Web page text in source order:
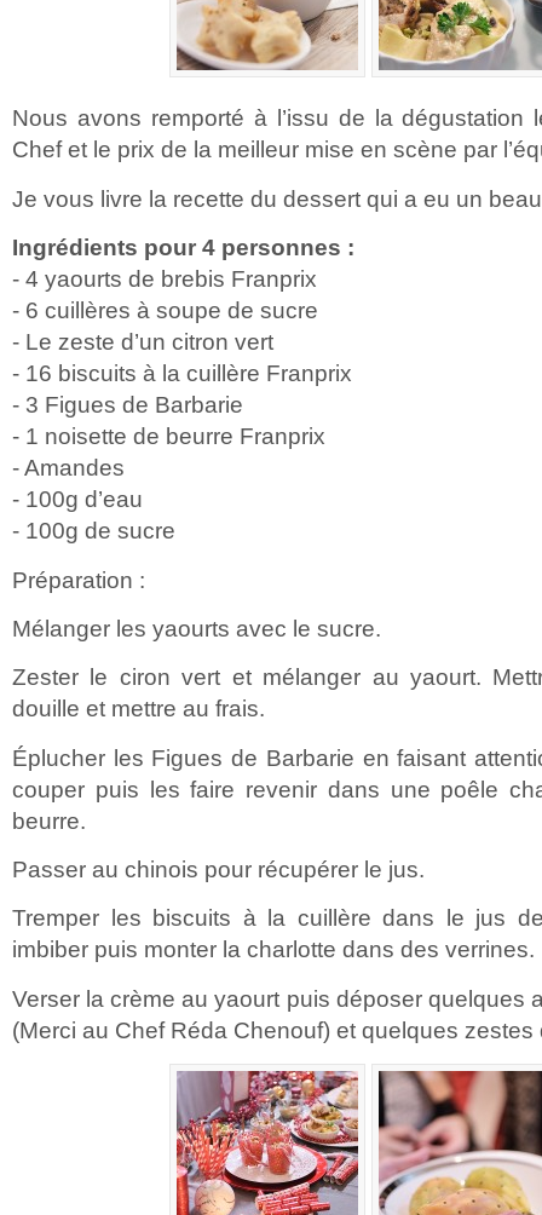
Nous avons remporté à l’issu de la
Chef et le prix de la meilleur mise en scène par
Je vous livre la recette du dessert qui a eu un
Ingrédients pour 4 personnes :
- 4 yaourts de brebis Franprix
- 6 cuillères à soupe de sucre
- Le zeste d’un citron vert
- 16 biscuits à la cuillère Franprix
- 3 Figues de Barbarie
- 1 noisette de beurre Franprix
- Amandes
- 100g d’eau
- 100g de sucre
Préparation :
Mélanger les yaourts avec le sucre.
Zester le ciron vert et mélanger au yaourt.
douille et mettre au frais.
Éplucher les Figues de Barbarie en faisant
couper puis les faire revenir dans une poêle
beurre.
Passer au chinois pour récupérer le jus.
Tremper les biscuits à la cuillère dans le jus
imbiber puis monter la charlotte dans des verrines.
Verser la crème au yaourt puis déposer quelques
(Merci au Chef Réda Chenouf) et quelques zestes